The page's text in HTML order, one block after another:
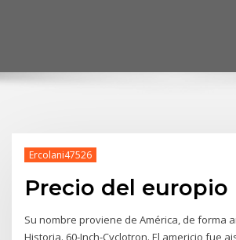
Ercolani47526
Precio del europio
Su nombre proviene de América, de forma
Historia. 60-Inch-Cyclotron. El americio fue